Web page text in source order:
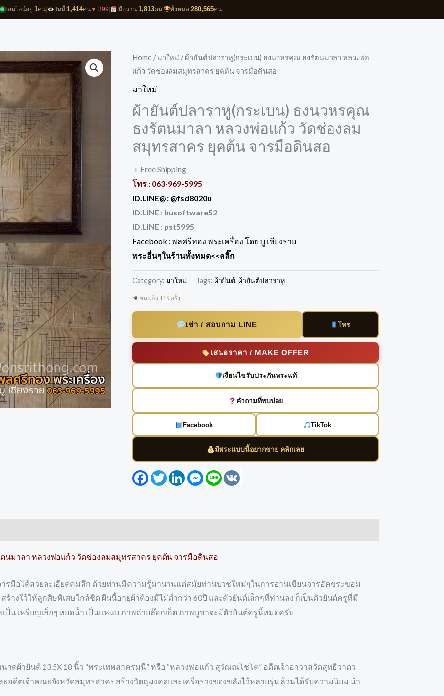
ออนไลน์อยู่:1คน วันนี้:1,414คน▼ 399 เมื่อวาน:1,813คน ทั้งหมด:280,565คน
Home /มาใหม่ / ผ้ายันต์ปลาราหู(กระเบน) ธงนวหรคุณ ธงรัตนมาลา หลวงพ่อ
แก้ว วัดช่องลมสมุทรสาคร ยุคต้น จารมือดินสอ
มาใหม่
ผ้ายันต์ปลาราหู(กระเบน) ธงนวหรคุณ
ธงรัตนมาลา หลวงพ่อแก้ว วัดช่องลม
สมุทรสาคร ยุคต้น จารมือดินสอ
+ Free Shipping
โทร : 063-969-5995
ID.LINE@ : @fsd8020u
ID.LINE : busoftware52
ID.LINE : pst5995
Facebook :พลศรีทอง พระเครื่อง โดย บู เชียงราย
พระอื่นๆในร้านทั้งหมด<<คลิ๊ก
Category: มาใหม่ Tags: ผ้ายันต์, ผ้ายันต์ปลาราหู
ชมแล้ว 116 ครั้ง
เช่า / สอบถาม LINE โทร
เสนอราคา / MAKE OFFER
เงื่อนไขรับประกันพระแท้
คำถามที่พบบ่อย
Facebook TikTok
มีพระแบบนี้อยากขาย คลิกเลย
Facebook
TwitterLinkedInMessenger
Line
นมาลา หลวงพ่อแก้ว วัดช่องลมสมุทรสาคร ยุคต้น จารมือดินสอ
รมือได้สวยละเอียดคมลึก ด้วยท่านมีความรู้มานานแต่สมัยท่านบวชใหม่ๆในการอ่านเขียนจารอัคขระขอม
างใว้ให้ลูกศิษพิเศษใกล้ชิด ผืนนี้อายุผ้าต้องมีไม่ต่ำกว่า 60ปี และตัวยันต์เล็กๆที่ท่านลง ก็เป็นตัวยันต์ครูที่มี
ป็น เหรียญเล็กๆ หยดน้ำ เป็นแหนบ ภาพถ่ายล๊อกเก็ต ภาพบูชาจะมีตัวยันต์ครูนี้หมดครับ
ดผ้ายันต์ 13.5X 18 นิ้ว “พระเทพสาครมุนี” หรือ “หลวงพ่อแก้ว สุวัณณโชโต” อดีตเจ้าอาวาสวัดสุทธิวาตว
ะอดีตเจ้าคณะจังหวัดสมุทรสาคร สร้างวัตถุมงคลและเครื่อรางของขลังไว้หลายรุ่น ล้วนได้รับความนิยม นำ